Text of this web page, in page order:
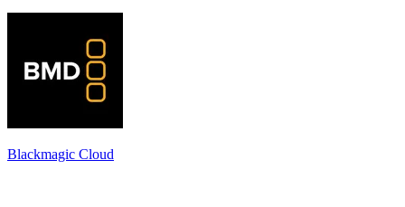
Blackmagic Cloud